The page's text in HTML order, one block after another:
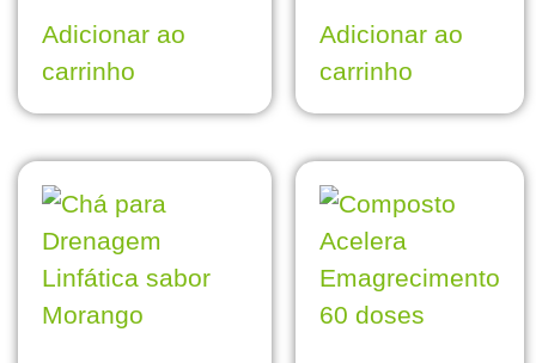
Adicionar ao
carrinho
Adicionar ao
carrinho